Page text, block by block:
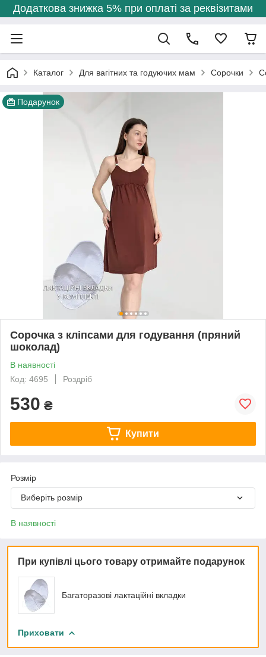
Додаткова знижка 5% при оплаті за реквізитами
Каталог Для вагітних та годуючих мам Сорочки
Подарунок
Сорочка з кліпсами для годування (пряний
шоколад)
В наявності
Код: 4695
Роздріб
530 ₴
Купити
Розмір
Виберіть розмір
В наявності
При купівлі цього товару отримайте подарунок
Багаторазові лактаційні вкладки
Приховати